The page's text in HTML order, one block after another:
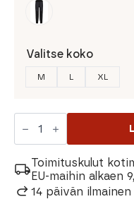
Valitse koko
M L XL
Maloja
AnetoM.
Nordic
Housut
määrä
Toimituskulut
EU-maihin alkaen
14 päivän